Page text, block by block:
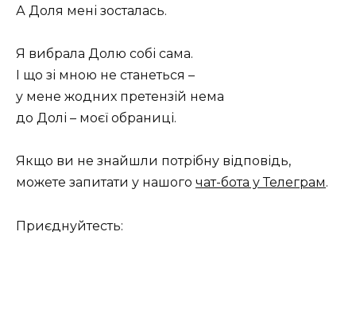
А Доля мені зосталась.
Я вибрала Долю собі сама.
І що зі мною не станеться –
у мене жодних претензій нема
до Долі – моєї обраниці.
Якщо ви не знайшли потрібну відповідь,
можете запитати у нашого чат-бота у Телеграм.
Приєднуйтесть: